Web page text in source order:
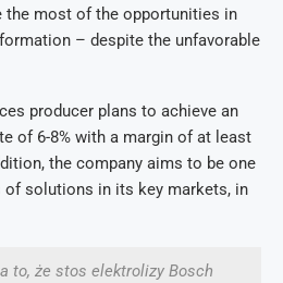
most of the opportunities in
– despite the unfavorable
producer plans to achieve an
of 6-8% with a margin of at least
the company aims to be one
of solutions in its key markets, in
to, że stos elektrolizy Bosch